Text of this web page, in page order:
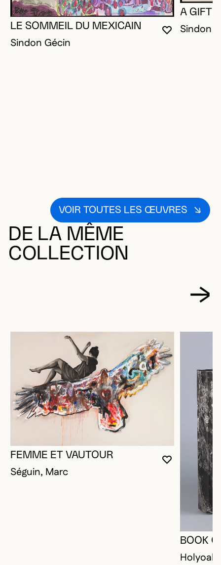
VOUS
FERMER
OUVRIR LA
LE SOMMEIL DU MEXICAIN
Sindon Gécin
A GIFT
Sindon
VOIR TOUTES LES ŒUVRES
DE LA MÊME
COLLECTION
VOUS
FERMER
OUVRIR LA
FEMME ET VAUTOUR
Séguin, Marc
BOOK